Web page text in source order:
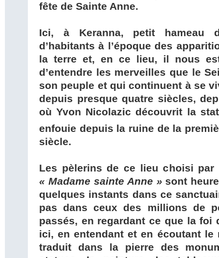
fête de Sainte Anne.
Ici, à Keranna, petit hameau
d’habitants à l’époque des
la terre et, en ce lieu, il nous
d’entendre les merveilles que le
son peuple et qui continuent à se
depuis presque quatre siècles,
où Yvon Nicolazic découvrit la
enfouie depuis la ruine de la
siècle.
Les pèlerins de ce lieu choisi par
« Madame sainte Anne » sont
quelques instants dans ce
pas dans ceux des millions de
passés, en regardant ce que la foi
ici, en entendant et en écoutant le
traduit dans la pierre des